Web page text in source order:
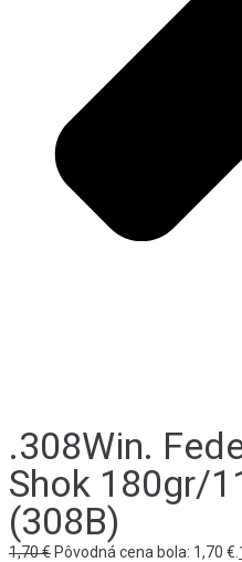
.308Win.
Shok 180gr/
(308B)
1,70€ Pôvodná cena bola: 1,70 €.